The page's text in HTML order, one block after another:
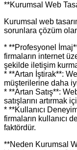
**Kurumsal Web
Kurumsal web
sorunlara çözüm
* **Profesyonel
firmaların internet
şekilde iletişim
* **Artan İştirak**:
müşterilerine daha
* **Artan Satış**:
satışlarını artırmak
* **Kullanıcı
firmaların kullanıcı
faktördür.
**Neden Kurumsal